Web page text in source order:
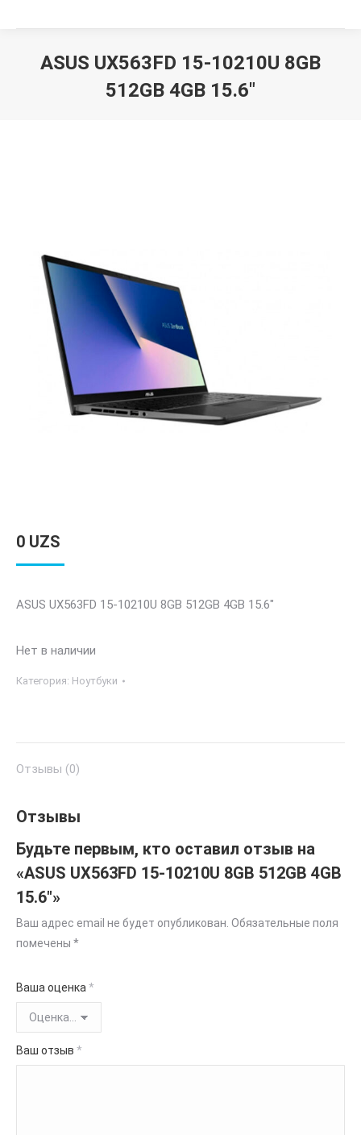
ASUS UX563FD 15-10210U 8GB
512GB 4GB 15.6″
0 UZS
ASUS UX563FD 15-10210U 8GB 512GB 4GB 15.6″
Нет в наличии
Категория: Ноутбуки
Отзывы (0)
Отзывы
Будьте первым, кто оставил отзыв на
«ASUS UX563FD 15-10210U 8GB 512GB 4GB
15.6″»
Ваш адрес email не будет опубликован. Обязательные поля
помечены *
Ваша оценка *
Ваш отзыв *